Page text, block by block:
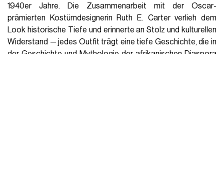
1940er Jahre. Die Zusammenarbeit mit der Oscar-
prämierten Kostümdesignerin Ruth E. Carter verlieh dem
Look historische Tiefe und erinnerte an Stolz und kulturellen
Widerstand — jedes Outfit trägt eine tiefe Geschichte, die in
der Geschichte und Mythologie der afrikanischen Diaspora